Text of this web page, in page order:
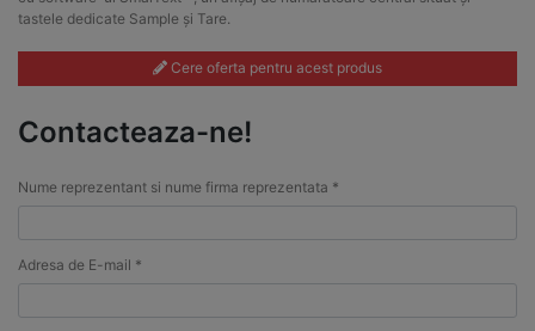
tastele dedicate Sample și Tare.
Cere oferta pentru acest produs
Contacteaza-ne!
Nume reprezentant si nume firma reprezentata *
Adresa de E-mail *